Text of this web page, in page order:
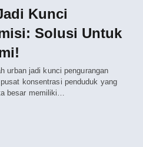
Kunci
Solusi Untuk
urban jadi kunci pengurangan
konsentrasi penduduk yang
besar memiliki…